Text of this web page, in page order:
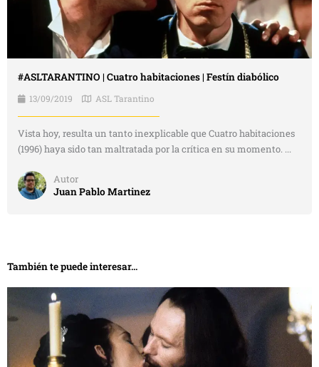
#ASLTARANTINO | Cuatro habitaciones | Festín diabólico
13/09/2019 ASL Tarantino
Vista hoy, resulta un tanto inexplicable que Cuatro habitaciones
(1996) haya sido tan maltratada por la crítica en su momento. ...
Autor
Juan Pablo Martinez
También te puede interesar...